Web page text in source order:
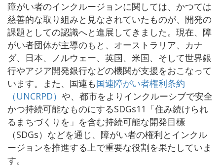
障がい者のインクルージョンに関しては、かつては
慈善的な取り組みと見なされていたものが、開発の
課題としての認識へと進展してきました。現在、障
がい者団体が主導のもと、オーストラリア、カナ
ダ、日本、ノルウェー、英国、米国、そして世界銀
行やアジア開発銀行などの機関が支援をおこなって
います。また、国連も国連障がい者権利条約
（UNCRPD） や、都市をよりインクルーシブで安全
かつ持続可能なものにするSDGs11「住み続けられ
るまちづくりを」を含む持続可能な開発目標
（SDGs）などを通じ、障がい者の権利とインクル
ージョンを推進する上で重要な役割を果たしていま
す。